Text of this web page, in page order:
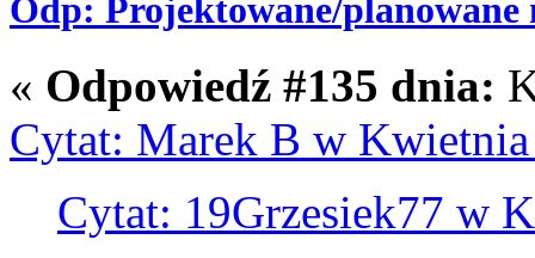
Odp: Projektowane/
« Odpowiedź #135 dnia:
Cytat: Marek B w
Cytat: 19Grzesiek77 w